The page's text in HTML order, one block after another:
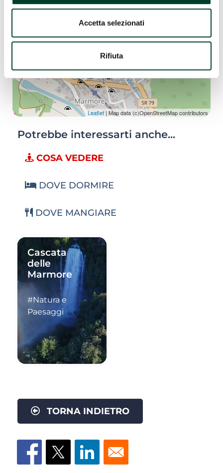
Accetta selezionati
Rifiuta
Leaflet | Map data (c)OpenStreetMap contributors
Potrebbe interessarti anche...
COSA VEDERE
DOVE DORMIRE
DOVE MANGIARE
Cascata
delle
Marmore
#Natura e
Paesaggi
TORNA INDIETRO